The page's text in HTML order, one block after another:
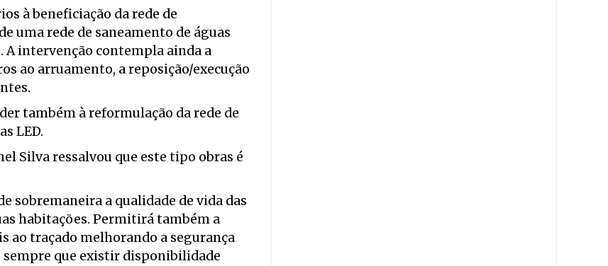
à beneficiação da rede de
uma rede de saneamento de águas
A intervenção contempla ainda a
ao arruamento, a reposição/execução
também à reformulação da rede de
LED.
Silva ressalvou que este tipo obras é
sobremaneira a qualidade de vida das
habitações. Permitirá também a
ao traçado melhorando a segurança
sempre que existir disponibilidade